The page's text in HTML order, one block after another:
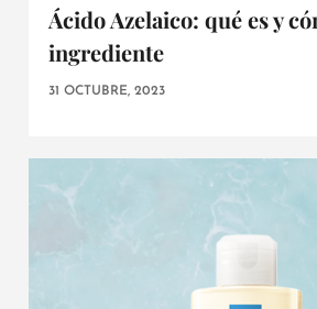
Ácido Azelaico: qué es y
ingrediente
31 OCTUBRE, 2023